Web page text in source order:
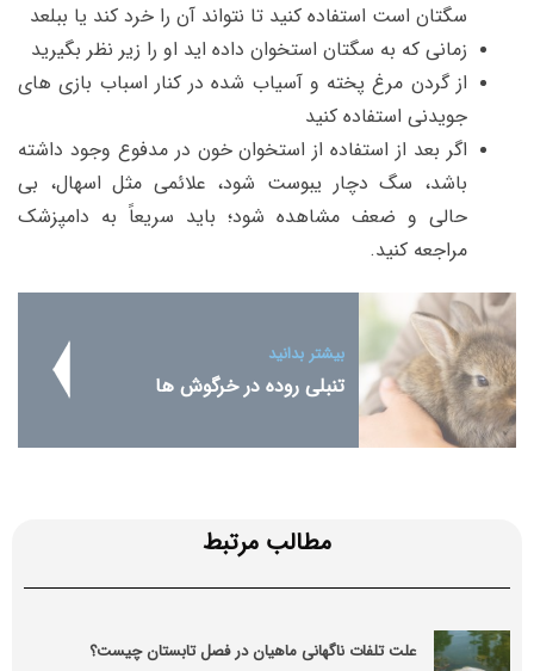
سگتان است استفاده کنید تا نتواند آن را خرد کند یا ببلعد
زمانی که به سگتان استخوان داده اید او را زیر نظر بگیرید
از گردن مرغ پخته و آسیاب شده در کنار اسباب بازی های
جویدنی استفاده کنید
اگر بعد از استفاده از استخوان خون در مدفوع وجود داشته
باشد، سگ دچار یبوست شود، علائمی مثل اسهال، بی
حالی و ضعف مشاهده شود؛ باید سریعاً به دامپزشک
مراجعه کنید.
بیشتر بدانید
تنبلی روده در خرگوش ها
مطالب مرتبط
علت تلفات ناگهانی ماهیان در فصل تابستان چیست؟